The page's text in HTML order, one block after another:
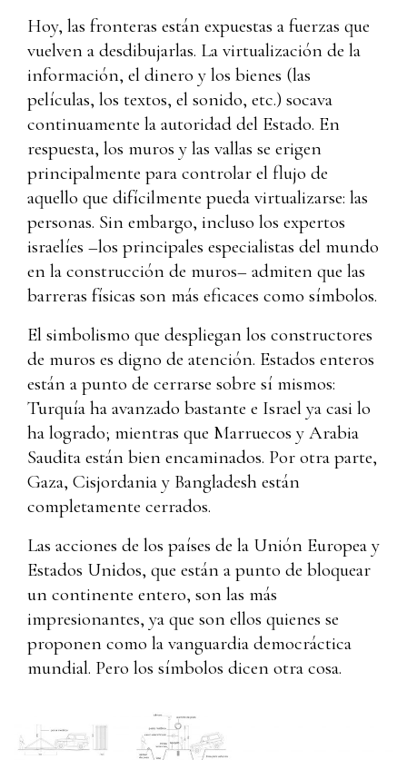
Hoy, las fronteras están expuestas a fuerzas que
vuelven a desdibujarlas. La virtualización de la
información, el dinero y los bienes (las
películas, los textos, el sonido, etc.) socava
continuamente la autoridad del Estado. En
respuesta, los muros y las vallas se erigen
principalmente para controlar el flujo de
aquello que difícilmente pueda virtualizarse: las
personas. Sin embargo, incluso los expertos
israelíes –los principales especialistas del mundo
en la construcción de muros– admiten que las
barreras físicas son más eficaces como símbolos.
El simbolismo que despliegan los constructores
de muros es digno de atención. Estados enteros
están a punto de cerrarse sobre sí mismos:
Turquía ha avanzado bastante e Israel ya casi lo
ha logrado; mientras que Marruecos y Arabia
Saudita están bien encaminados. Por otra parte,
Gaza, Cisjordania y Bangladesh están
completamente cerrados.
Las acciones de los países de la Unión Europea y
Estados Unidos, que están a punto de bloquear
un continente entero, son las más
impresionantes, ya que son ellos quienes se
proponen como la vanguardia democráctica
mundial. Pero los símbolos dicen otra cosa.